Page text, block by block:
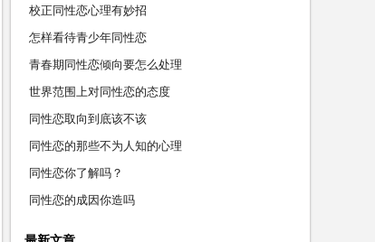
校正同性恋心理有妙招
怎样看待青少年同性恋
青春期同性恋倾向要怎么处理
世界范围上对同性恋的态度
同性恋取向到底该不该
同性恋的那些不为人知的心理
同性恋你了解吗？
同性恋的成因你造吗